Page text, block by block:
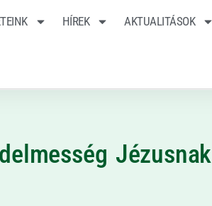
HÍREK AKTUALITÁSOK
Jézusnak